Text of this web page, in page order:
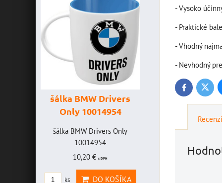
- Vysoko
- Praktické
- Vhodný
- Nevhodný
Facebook
šálka BMW Drivers
Only 10014954
šálka BMW Drivers Only
10014954
10,20 €s DPH
DO KOŠÍKA
šálka "Yamaha
šálka "Yamaha VR46"
19,46 €